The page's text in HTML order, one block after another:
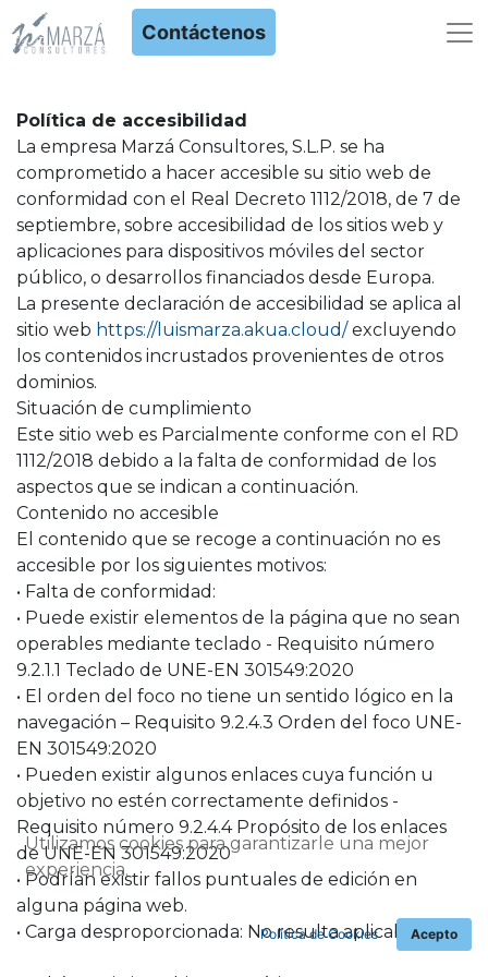
Contáctenos
Política de accesibilidad
La empresa Marzá Consultores, S.L.P. se ha
comprometido a hacer accesible su sitio web de
conformidad con el Real Decreto 1112/2018, de 7 de
septiembre, sobre accesibilidad de los sitios web y
aplicaciones para dispositivos móviles del sector
público, o desarrollos financiados desde Europa.
La presente declaración de accesibilidad se aplica al
sitio web https://luismarza.akua.cloud/excluyendo
los contenidos incrustados provenientes de otros
dominios.
Situación de cumplimiento
Este sitio web es Parcialmente conforme con el RD
1112/2018 debido a la falta de conformidad de los
aspectos que se indican a continuación.
Contenido no accesible
El contenido que se recoge a continuación no es
accesible por los siguientes motivos:
• Falta de conformidad:
• Puede existir elementos de la página que no sean
operables mediante teclado - Requisito número
9.2.1.1 Teclado de UNE-EN 301549:2020
• El orden del foco no tiene un sentido lógico en la
navegación – Requisito 9.2.4.3 Orden del foco UNE-
EN 301549:2020
• Pueden existir algunos enlaces cuya función u
objetivo no estén correctamente definidos -
Requisito número 9.2.4.4 Propósito de los enlaces
de UNE-EN 301549:2020
• Podrían existir fallos puntuales de edición en
alguna página web.
• Carga desproporcionada: No resulta aplicable.
Utilizamos cookies para garantizarle una mejor
experiencia.
Política de Cookies Acepto